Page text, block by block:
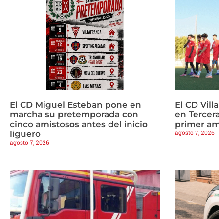
El CD Miguel Esteban pone en
marcha su pretemporada con
cinco amistosos antes del inicio
liguero
agosto 7, 2026
El CD
en
primer
agosto 7, 2026